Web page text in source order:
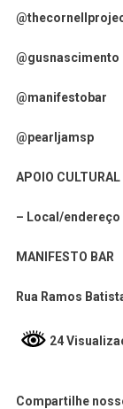
@gusnascimento
@manifestobar
@pearljamsp
APOIO
– Local/endereço
MANIFESTO BAR
Rua Ramos
24
Compartilhe